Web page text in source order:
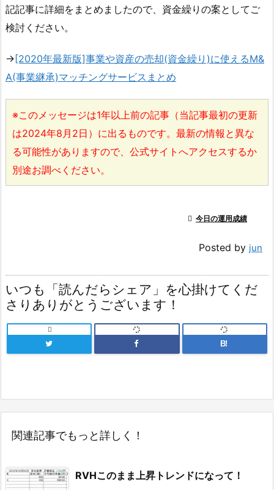
記記事に詳細をまとめましたので、資金繰りの案としてご
検討ください。
→ [2020年最新版]事業や資産の売却(資金繰り)に使えるM&
A(事業継承)マッチングサービスまとめ
※このメッセージは1年以上前の記事（当記事最初の更新
は2024年8月2日）に出るものです。最新の情報と異な
る可能性がありますので、公式サイトへアクセスするか
別途お調べください。
 今日の運用成績
Posted by jun
いつも「読んだらシェア」を心掛けてくだ
さりありがとうございます！

B!
関連記事でもっと詳しく！
RVHこのまま上昇トレンドになって！